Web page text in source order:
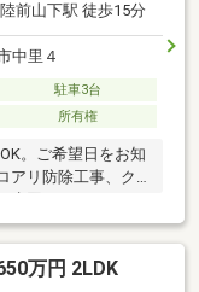
前山下駅 徒歩15分
中里４
駐車3台
所有権
。ご希望日をお知
アリ防除工事、ク
洗面化粧台交換●
報器設置、照明器
事施工後5年間保
万円 2LDK